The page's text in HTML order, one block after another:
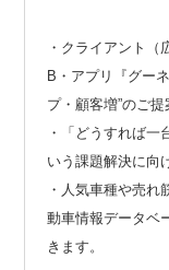
・クライアント（
B・アプリ『グー
プ・顧客増”のご提
・「どうすれば一
いう課題解決に向
・人気車種や売れ
動車情報データベ
きます。